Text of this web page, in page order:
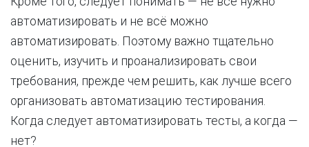
автоматизировать и не всё можно
автоматизировать. Поэтому важно тщательно
оценить, изучить и проанализировать свои
требования, прежде чем решить, как лучше всего
организовать автоматизацию тестирования.
Когда следует автоматизировать тесты, а когда —
нет?